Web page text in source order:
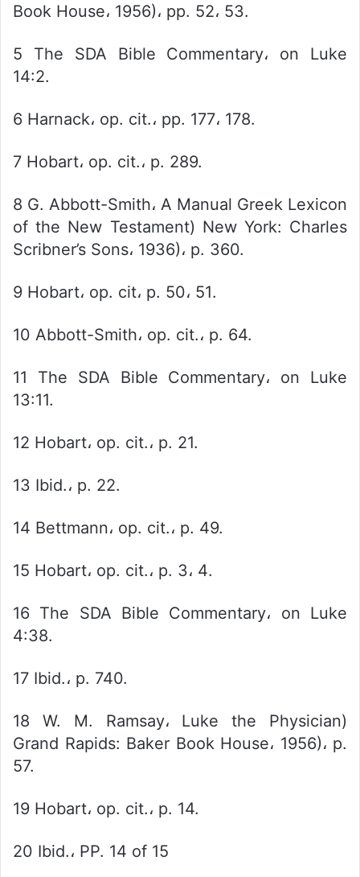
Book House، 1956)، pp. 52، 53.
5 The SDA Bible Commentary، on Luke
14:2.
6 Harnack، op. cit.، pp. 177، 178.
7 Hobart، op. cit.، p. 289.
8 G. Abbott-Smith، A Manual Greek Lexicon
of the New Testament) New York: Charles
Scribner’s Sons، 1936)، p. 360.
9 Hobart، op. cit، p. 50، 51.
10 Abbott-Smith، op. cit.، p. 64.
11 The SDA Bible Commentary، on Luke
13:11.
12 Hobart، op. cit.، p. 21.
13 Ibid.، p. 22.
14 Bettmann، op. cit.، p. 49.
15 Hobart، op. cit.، p. 3، 4.
16 The SDA Bible Commentary، on Luke
4:38.
17 Ibid.، p. 740.
18 W. M. Ramsay، Luke the Physician)
Grand Rapids: Baker Book House، 1956)، p.
57.
19 Hobart، op. cit.، p. 14.
20 Ibid.، PP. 14 of 15